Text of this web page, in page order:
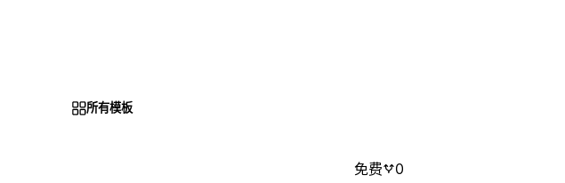
所有模板
免费 0